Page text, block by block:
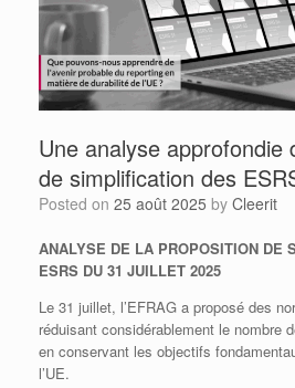
Une analyse approfondie
de simplification des
Posted on 25 août 2025 by Cleerit
ANALYSE DE LA PROPOSITION DE
ESRS DU 31 JUILLET 2025
Le 31 juillet, l’EFRAG a proposé des
réduisant considérablement le nombre
en conservant les objectifs
l’UE.